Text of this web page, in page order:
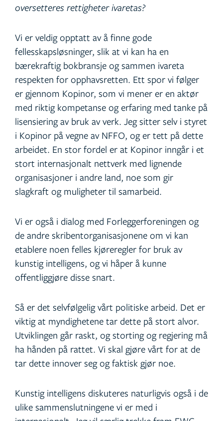
oversetteres rettigheter ivaretas?
Vi er veldig opptatt av å finne gode
fellesskapsløsninger, slik at vi kan ha en
bærekraftig bokbransje og sammen ivareta
respekten for opphavsretten. Ett spor vi følger
er gjennom Kopinor, som vi mener er en aktør
med riktig kompetanse og erfaring med tanke på
lisensiering av bruk av verk. Jeg sitter selv i styret
i Kopinor på vegne av NFFO, og er tett på dette
arbeidet. En stor fordel er at Kopinor inngår i et
stort internasjonalt nettverk med lignende
organisasjoner i andre land, noe som gir
slagkraft og muligheter til samarbeid.
Vi er også i dialog med Forleggerforeningen og
de andre skribentorganisasjonene om vi kan
etablere noen felles kjøreregler for bruk av
kunstig intelligens, og vi håper å kunne
offentliggjøre disse snart.
Så er det selvfølgelig vårt politiske arbeid. Det er
viktig at myndighetene tar dette på stort alvor.
Utviklingen går raskt, og storting og regjering må
ha hånden på rattet. Vi skal gjøre vårt for at de
tar dette innover seg og faktisk gjør noe.
Kunstig intelligens diskuteres naturligvis også i de
ulike sammenslutningene vi er med i